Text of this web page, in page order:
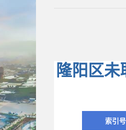
隆阳区
索引号